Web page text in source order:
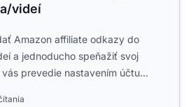
videí
Amazon affiliate odkazy do
a jednoducho speňažiť svoj
prevedie nastavením účtu